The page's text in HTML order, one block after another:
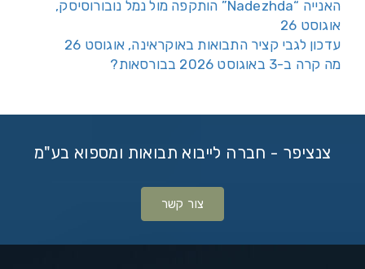
האנייה “Nadezhda” הותקפה מול נמל נובורוסיסק,
אוגוסט 26
עדכון לגבי קציר התבואות באוקראינה, אוגוסט 26
מה קרה ב-3 באוגוסט 2026 בבורסאות?
צנציפר - חברה לייבוא תבואות ומספוא בע"מ
צור קשר